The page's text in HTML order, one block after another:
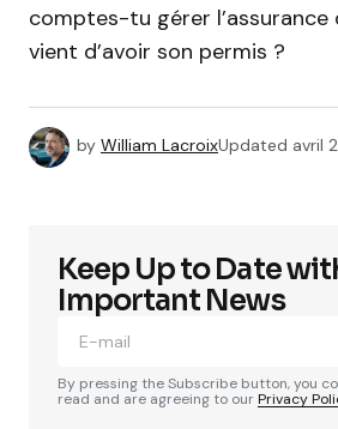
comptes-tu gérer
vient d’avoir son permis ?
by William LacroixUpdated avril
Keep Up to Date
Important News
By pressing the Subscribe button, you
read and are agreeing to ourPrivacy